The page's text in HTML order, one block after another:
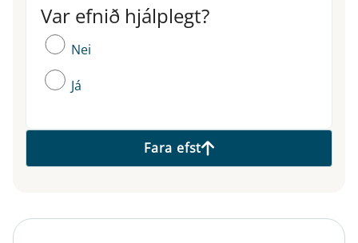
Var efnið hjálplegt?
Var efnið hjálplegt?
Nei
Já
Fara efst